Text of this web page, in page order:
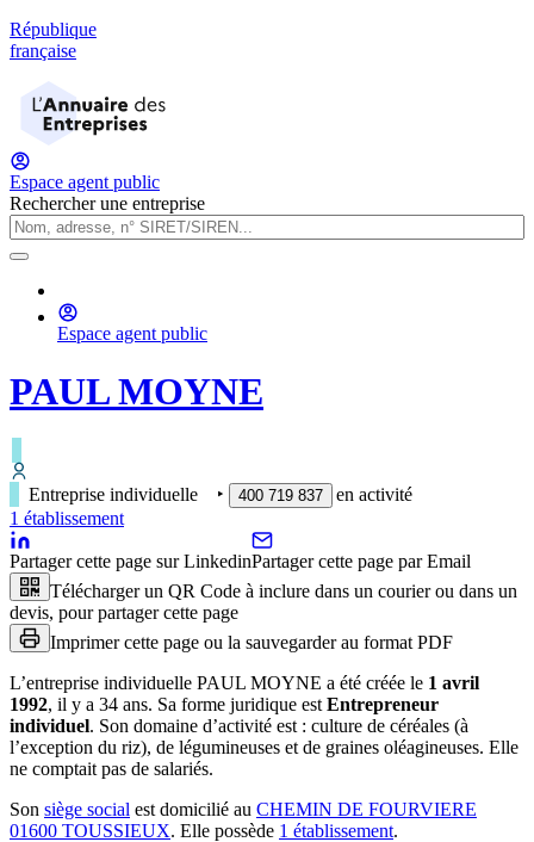
République
française
Espace agent public
Rechercher une entreprise
Espace agent public
PAUL MOYNE
Entreprise individuelle ‣ 400 719 837
en activité
1 établissement
Partager cette page sur LinkedinPartager cette page par Email
Télécharger un QR Code à inclure dans un courier ou dans un
devis, pour partager cette page
Imprimer cette page ou la sauvegarder au format PDF
L’entreprise individuelle PAUL MOYNE a été créée le 1 avril
1992, il y a 34 ans. Sa forme juridique est Entrepreneur
individuel. Son domaine d’activité est : culture de céréales (à
l’exception du riz), de légumineuses et de graines oléagineuses. Elle
ne comptait pas de salariés.
Son siège social est domicilié au CHEMIN DE FOURVIERE
01600 TOUSSIEUX. Elle possède 1 établissement.